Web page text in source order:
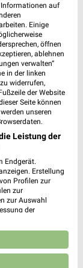
auf
Einige
öffnen
ablehnen
verwalten“
in der linken
widerrufen,
der Website
Seite können
unseren
Leistung der
Endgerät.
Erstellung
Profilen zur
zur
zur Auswahl
der
und
zur Auswahl
und in die